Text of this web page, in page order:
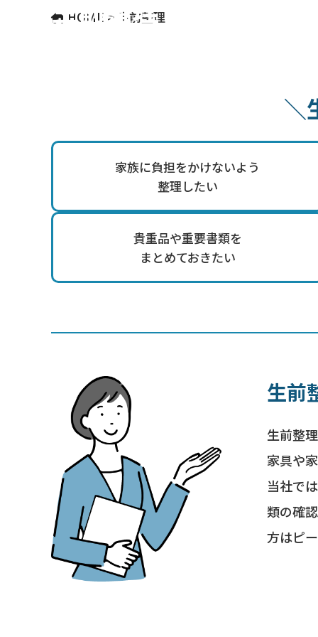
生前整理
HOME > 生前整理
＼
家族に負担をかけないよう
整理したい
貴重品や重要書類を
まとめておきたい
生前
生前整
家具や
当社で
類の確
方はピ